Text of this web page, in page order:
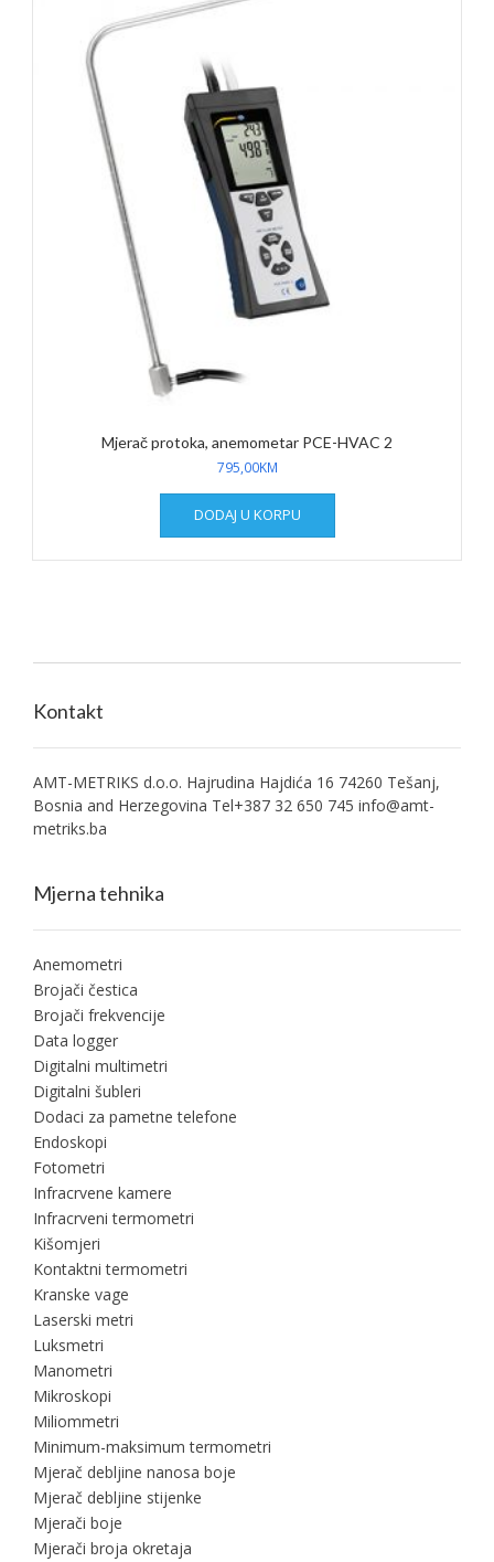
Mjerač protoka, anemometar PCE-HVAC 2
795,00KM
DODAJ U KORPU
Kontakt
AMT-METRIKS d.o.o. Hajrudina Hajdića 16 74260 Tešanj,
Bosnia and Herzegovina Tel+387 32 650 745 info@amt-
metriks.ba
Mjerna tehnika
Anemometri
Brojači čestica
Brojači frekvencije
Data logger
Digitalni multimetri
Digitalni šubleri
Dodaci za pametne telefone
Endoskopi
Fotometri
Infracrvene kamere
Infracrveni termometri
Kišomjeri
Kontaktni termometri
Kranske vage
Laserski metri
Luksmetri
Manometri
Mikroskopi
Miliommetri
Minimum-maksimum termometri
Mjerač debljine nanosa boje
Mjerač debljine stijenke
Mjerači boje
Mjerači broja okretaja